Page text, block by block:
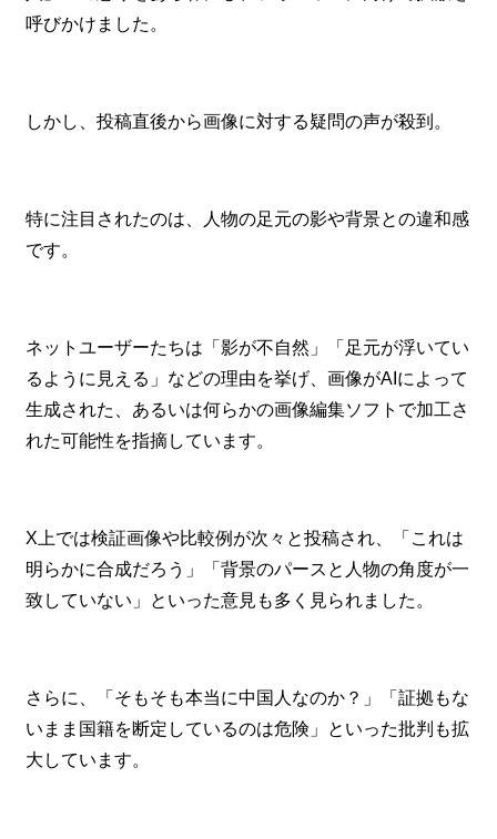
呼びかけました。
しかし、投稿直後から画像に対する疑問の声が殺到。
特に注目されたのは、人物の足元の影や背景との違和感
です。
ネットユーザーたちは「影が不自然」「足元が浮いてい
るように見える」などの理由を挙げ、画像がAIによって
生成された、あるいは何らかの画像編集ソフトで加工さ
れた可能性を指摘しています。
X上では検証画像や比較例が次々と投稿され、「これは
明らかに合成だろう」「背景のパースと人物の角度が一
致していない」といった意見も多く見られました。
さらに、「そもそも本当に中国人なのか？」「証拠もな
いまま国籍を断定しているのは危険」といった批判も拡
大しています。